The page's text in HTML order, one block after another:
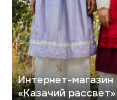
Интернет-
«Казачий рассвет»